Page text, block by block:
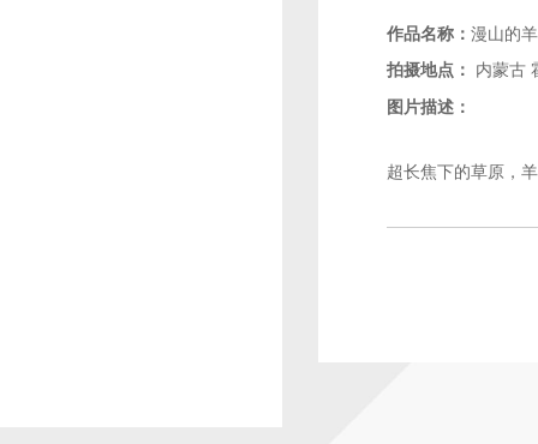
作品名称： 漫山的
拍摄地点：
内蒙古
图片描述：
超长焦下的草原，